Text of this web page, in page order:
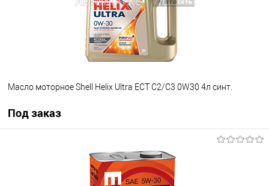
Масло моторное Shell Helix Ultra ECT C2/C3 0W30 4л синт.
Под заказ
Под заказ
Под заказ